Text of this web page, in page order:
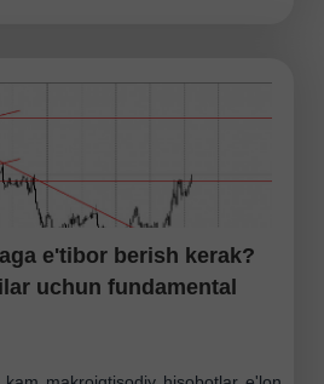
e'tibor berish kerak?
uchun fundamental